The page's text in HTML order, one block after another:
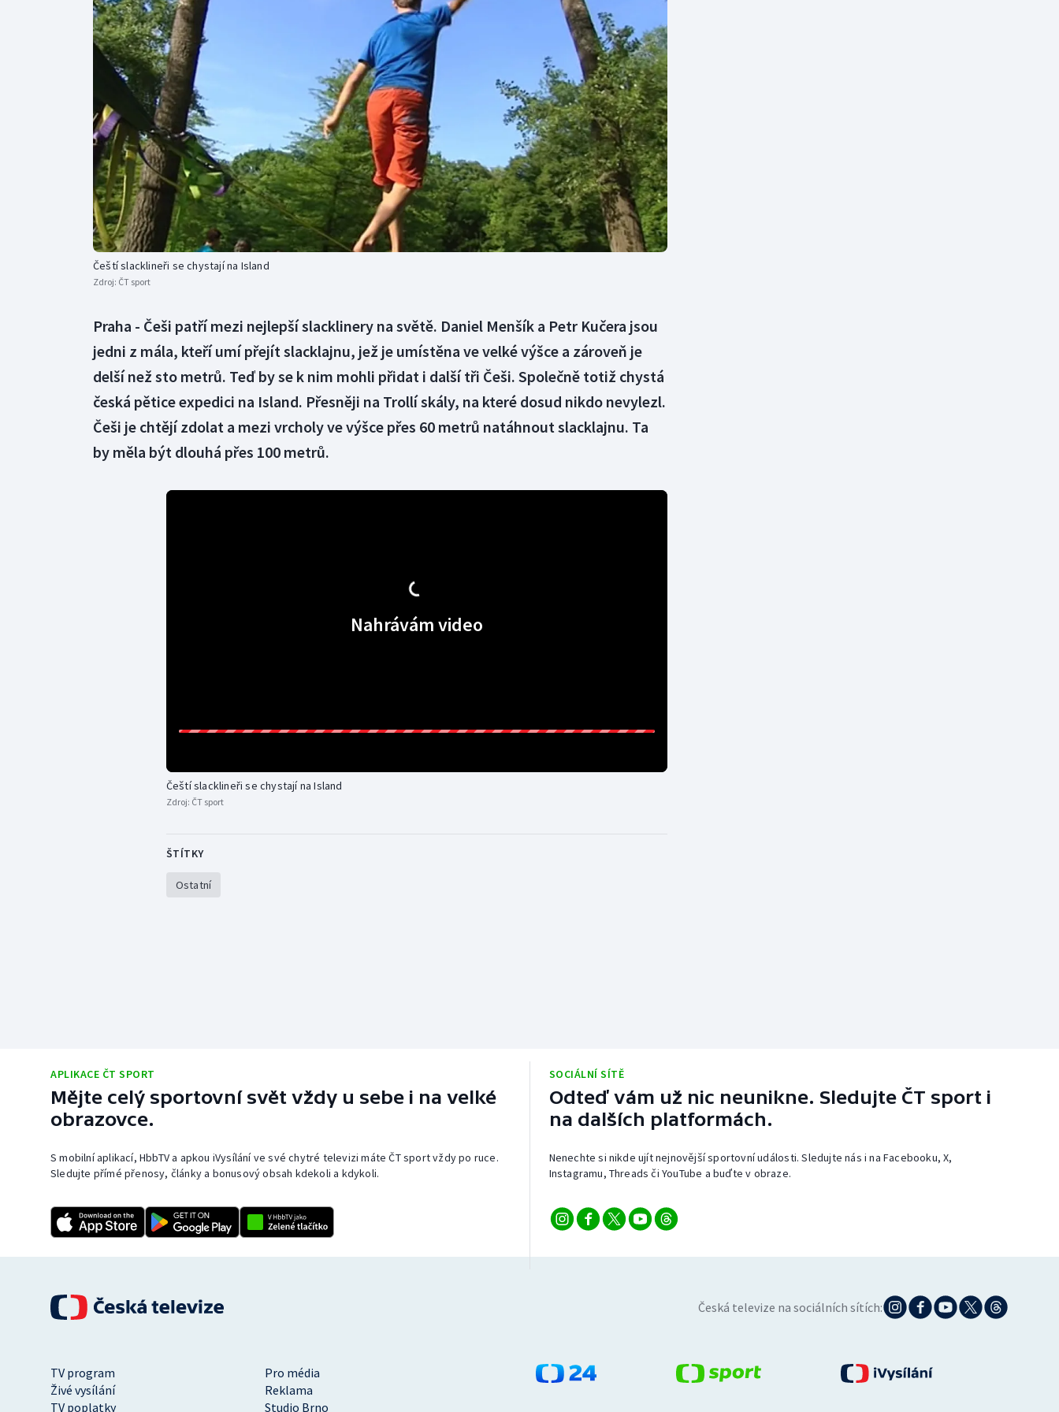
Golf
Gymnastika
Moderní pětiboj
Motorsport
Olympijské hry
Parasport
Plavání
Plážový volejbal
Triatlon
Veslování
Vodní slalom
Volejbal
Ostatní
Čeští slacklineři se chystají na Island
Zdroj: ČT sport
Praha - Češi patří mezi nejlepší slacklinery na světě. Daniel Menšík a Petr Kučera jsou
jedni z mála, kteří umí přejít slacklajnu, jež je umístěna ve velké výšce a zároveň je
delší než sto metrů. Teď by se k nim mohli přidat i další tři Češi. Společně totiž chystá
česká pětice expedici na Island. Přesněji na Trollí skály, na které dosud nikdo nevylezl.
Češi je chtějí zdolat a mezi vrcholy ve výšce přes 60 metrů natáhnout slacklajnu. Ta
by měla být dlouhá přes 100 metrů.
Nahrávám video
Čeští slacklineři se chystají na Island
Zdroj: ČT sport
ŠTÍTKY
Ostatní
APLIKACE ČT SPORT
Mějte celý sportovní svět vždy u sebe i na velké
obrazovce.
S mobilní aplikací, HbbTV a apkou iVysílání ve své chytré televizi máte ČT sport vždy po ruce.
Sledujte přímé přenosy, články a bonusový obsah kdekoli a kdykoli.
SOCIÁLNÍ SÍTĚ
Odteď vám už nic neunikne. Sledujte ČT sport i
na dalších platformách.
Nenechte si nikde ujít nejnovější sportovní události. Sledujte nás i na Facebooku, X,
Instagramu, Threads či YouTube a buďte v obraze.
Česká televize na sociálních sítích:
TV program
Pro média
Živé vysílání
Reklama
TV poplatky
Studio Brno